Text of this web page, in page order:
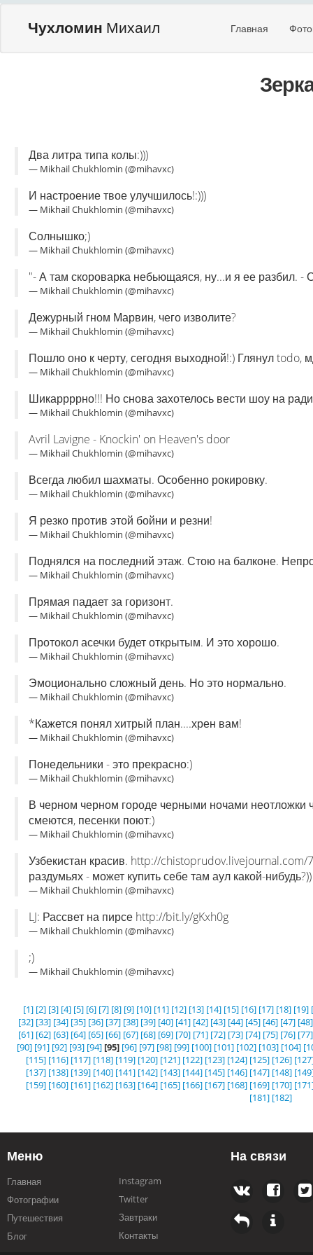
Чухломин Михаил Главная
Два литра типа колы:)))
— Mikhail Chukhlomin (@mihavxc)
И настроение твое улучшилось!:)))
— Mikhail Chukhlomin (@mihavxc)
Солнышко;)
— Mikhail Chukhlomin (@mihavxc)
"- А там скороварка небьющаяся, ну...и я ее разбил. -
— Mikhail Chukhlomin (@mihavxc)
Дежурный гном Марвин, чего изволите?
— Mikhail Chukhlomin (@mihavxc)
Пошло оно к черту, сегодня выходной!:) Глянул todo,
— Mikhail Chukhlomin (@mihavxc)
Шикаррррно!!! Но снова захотелось вести шоу на
— Mikhail Chukhlomin (@mihavxc)
Avril Lavigne - Knockin' on Heaven's door
— Mikhail Chukhlomin (@mihavxc)
Всегда любил шахматы. Особенно рокировку.
— Mikhail Chukhlomin (@mihavxc)
Я резко против этой бойни и резни!
— Mikhail Chukhlomin (@mihavxc)
Поднялся на последний этаж. Стою на балконе.
— Mikhail Chukhlomin (@mihavxc)
Прямая падает за горизонт.
— Mikhail Chukhlomin (@mihavxc)
Протокол асечки будет открытым. И это хорошо.
— Mikhail Chukhlomin (@mihavxc)
Эмоционально сложный день. Но это нормально.
— Mikhail Chukhlomin (@mihavxc)
*Кажется понял хитрый план....хрен вам!
— Mikhail Chukhlomin (@mihavxc)
Понедельники - это прекрасно:)
— Mikhail Chukhlomin (@mihavxc)
В черном черном городе черными ночами
смеются, песенки поют:)
— Mikhail Chukhlomin (@mihavxc)
Узбекистан красив. http://
раздумьях - может купить себе там аул какой-нибудь?))
— Mikhail Chukhlomin (@mihavxc)
LJ: Рассвет на пирсе http://bit.ly/gKxh0g
— Mikhail Chukhlomin (@mihavxc)
;)
— Mikhail Chukhlomin (@mihavxc)
[1] [2] [3] [4] [5] [6] [7] [8] [9] [10] [11] [12] [13] [14] [15] [16] [17] [18] [19]
[32] [33] [34] [35] [36] [37] [38] [39] [40] [41] [42] [43] [44] [45] [46] [47] [48]
[61] [62] [63] [64] [65] [66] [67] [68] [69] [70] [71] [72] [73] [74] [75] [76] [77]
[90] [91] [92] [93] [94] [95] [96] [97] [98] [99] [100] [101] [102] [103] [104]
[115] [116] [117] [118] [119] [120] [121] [122] [123] [124] [125] [126]
[137] [138] [139] [140] [141] [142] [143] [144] [145] [146] [147] [148]
[159] [160] [161] [162] [163] [164] [165] [166] [167] [168] [169] [170]
[181] [182]
Меню
Главная
Фотографии
Путешествия
Блог
Instagram
Twitter
Завтраки
Контакты
На связи